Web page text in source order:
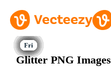
Glitter PNG Images